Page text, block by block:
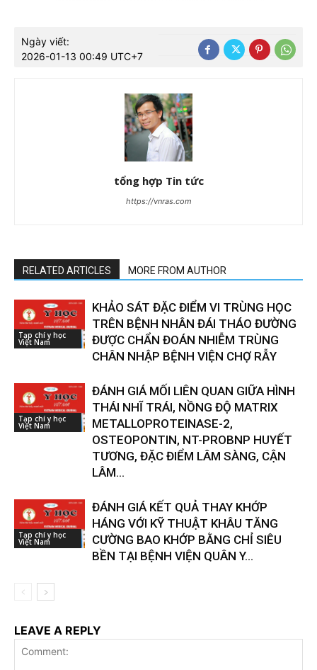
Ngày viết:
2026-01-13 00:49 UTC+7
tổng hợp Tin tức
https://vnras.com
RELATED ARTICLES MORE FROM AUTHOR
Tạp chí y học
Việt Nam
KHẢO SÁT ĐẶC ĐIỂM VI TRÙNG HỌC
TRÊN BỆNH NHÂN ĐÁI THÁO ĐƯỜNG
ĐƯỢC CHẨN ĐOÁN NHIỄM TRÙNG
CHÂN NHẬP BỆNH VIỆN CHỢ RẪY
Tạp chí y học
Việt Nam
ĐÁNH GIÁ MỐI LIÊN QUAN GIỮA HÌNH
THÁI NHĨ TRÁI, NỒNG ĐỘ MATRIX
METALLOPROTEINASE-2,
OSTEOPONTIN, NT-PROBNP HUYẾT
TƯƠNG, ĐẶC ĐIỂM LÂM SÀNG, CẬN
LÂM...
Tạp chí y học
Việt Nam
ĐÁNH GIÁ KẾT QUẢ THAY KHỚP
HÁNG VỚI KỸ THUẬT KHÂU TĂNG
CƯỜNG BAO KHỚP BẰNG CHỈ SIÊU
BỀN TẠI BỆNH VIỆN QUÂN Y...
LEAVE A REPLY